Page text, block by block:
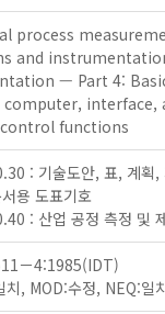
process
and
— Part 4:
computer, interface,
functions
: 기술도안, 표, 계획,
용 도표기호
: 산업 공정 측정 및
－4:1985(IDT)
, MOD:수정, NEQ:일